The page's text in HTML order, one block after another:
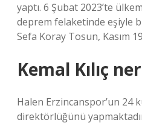
yaptı. 6 Şubat 2023’te
deprem felaketinde eşiyle
Sefa Koray Tosun, Kasım
Kemal Kılıç
Halen Erzincanspor’un 24
direktörlüğünü